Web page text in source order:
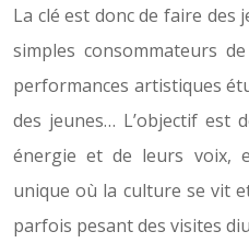
La clé est donc de faire des
simples consommateurs
performances artistiques
des jeunes… L’objectif est
énergie et de leurs voix,
unique où la culture se vit
parfois pesant des visites